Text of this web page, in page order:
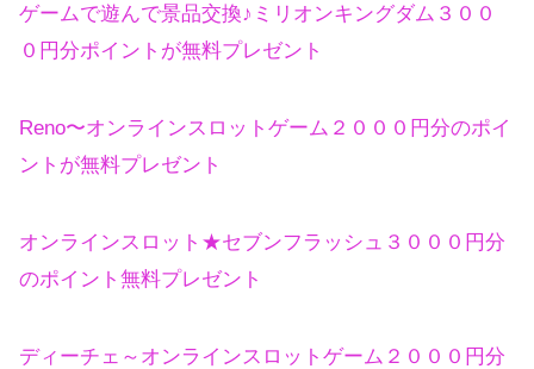
ゲームで遊んで景品交換♪ミリオンキングダム３００
０円分ポイントが無料プレゼント
Reno〜オンラインスロットゲーム２０００円分のポイ
ントが無料プレゼント
オンラインスロット★セブンフラッシュ３０００円分
のポイント無料プレゼント
ディーチェ～オンラインスロットゲーム２０００円分